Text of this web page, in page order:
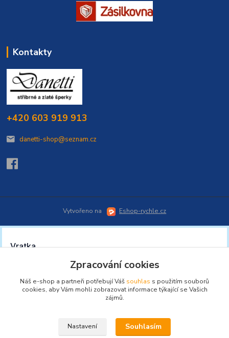
Kontakty
+420 603 919 913
danetti-shop@seznam.cz
Vytvořeno na Eshop-rychle.cz
Zpracování cookies
Náš e-shop a partneři potřebují Váš souhlas s použitím souborů
cookies, aby Vám mohli zobrazovat informace týkající se Vašich
zájmů.
Nastavení Souhlasím